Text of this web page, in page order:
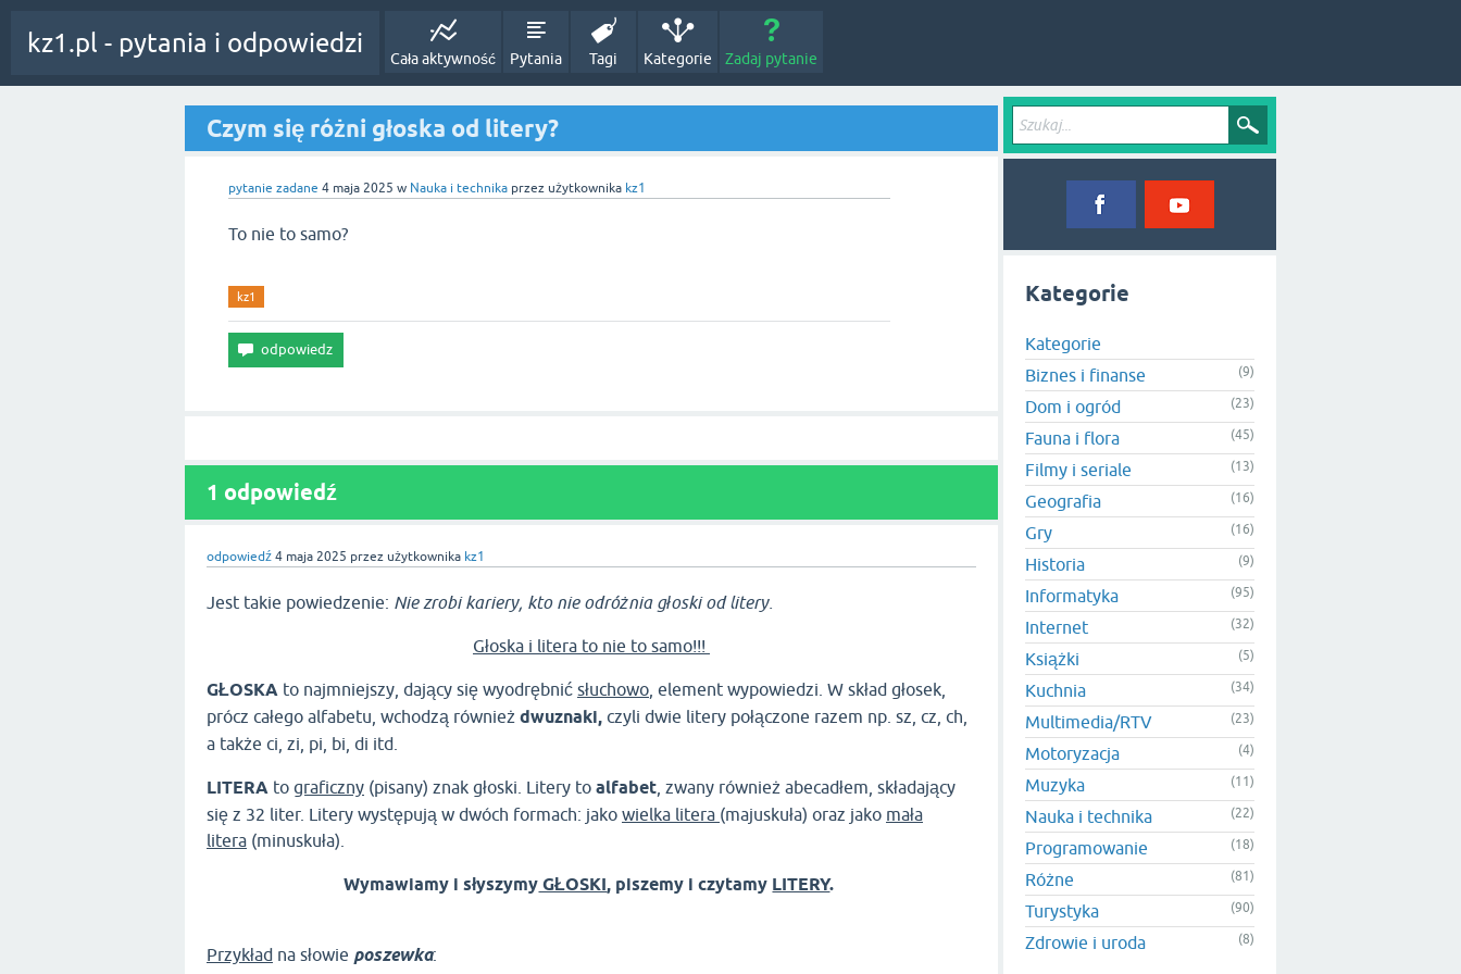
kz1.pl - pytania i odpowiedzi
Cała aktywność Pytania Tagi Kategorie Zadaj pytanie
Czym się różni głoska od litery?
pytanie zadane 4 maja 2025 w Nauka i technika przez użytkownika kz1
To nie to samo?
kz1
1 odpowiedź
odpowiedź 4 maja 2025 przez użytkownika kz1
Jest takie powiedzenie: Nie zrobi kariery, kto nie odróżnia głoski od litery.
Głoska i litera to nie to samo!!!
GŁOSKA to najmniejszy, dający się wyodrębnić słuchowo , element wypowiedzi. W skład głosek,
prócz całego alfabetu, wchodzą również dwuznaki, czyli dwie litery połączone razem np. sz, cz, ch,
a także ci, zi, pi, bi, di itd.
LITERA to graficzny (pisany) znak głoski. Litery to alfabet , zwany również abecadłem, składający
się z 32 liter. Litery występują w dwóch formach: jako wielka litera (majuskuła) oraz jako mała
litera (minuskuła).
Wymawiamy i słyszymy GŁOSKI, piszemy i czytamy LITERY.
Przykład na słowie poszewka:
Kategorie
Kategorie
Biznes i finanse
(9)
Dom i ogród (23)
Fauna i flora (45)
Filmy i seriale (13)
Geografia (16)
Gry (16)
Historia (9)
Informatyka (95)
Internet (32)
Książki (5)
Kuchnia (34)
Multimedia/RTV (23)
Motoryzacja (4)
Muzyka (11)
Nauka i technika (22)
Programowanie (18)
Różne (81)
Turystyka (90)
Zdrowie i uroda (8)